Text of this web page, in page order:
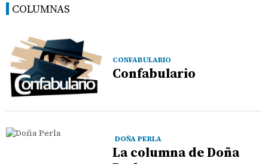
COLUMNAS
CONFABULARIO
Confabulario
DOÑA PERLA
La columna de Doña